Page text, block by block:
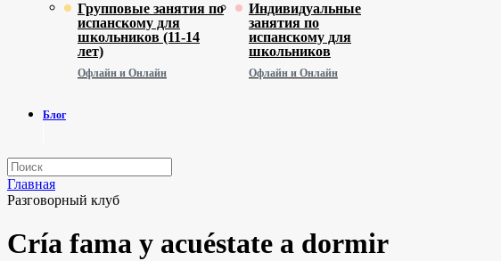
Групповые занятия по
испанскому для
школьников (11-14
лет)
Офлайн и Онлайн
Индивидуальные
занятия по
испанскому для
школьников
Офлайн и Онлайн
Блог
Главная
Разговорный клуб
Cría fama y acuéstate a dormir